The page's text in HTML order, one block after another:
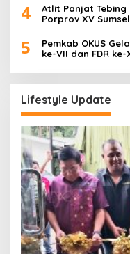
4
Atlit Panjat Tebing
Porprov XV
5
Pemkab OKUS
ke-VII dan FDR ke-
Lifestyle Update